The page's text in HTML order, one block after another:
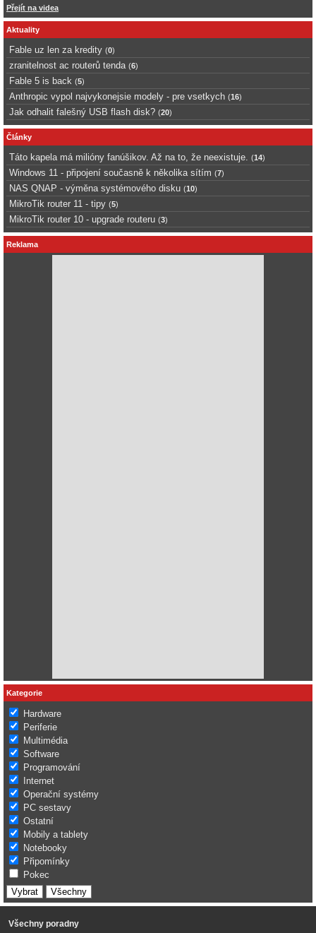
Přejít na videa
Aktuality
Fable uz len za kredity (0)
zranitelnost ac routerů tenda (6)
Fable 5 is back (5)
Anthropic vypol najvykonejsie modely - pre vsetkych (16)
Jak odhalit falešný USB flash disk? (20)
Články
Táto kapela má milióny fanúšikov. Až na to, že neexistuje. (14)
Windows 11 - připojení současně k několika sítím (7)
NAS QNAP - výměna systémového disku (10)
MikroTik router 11 - tipy (5)
MikroTik router 10 - upgrade routeru (3)
Reklama
Kategorie
Hardware
Periferie
Multimédia
Software
Programování
Internet
Operační systémy
PC sestavy
Ostatní
Mobily a tablety
Notebooky
Připomínky
Pokec
Všechny poradny